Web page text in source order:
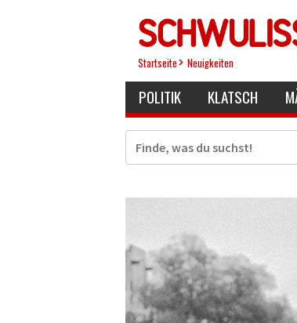
Startseite Neuigkeiten
POLITIK KLATSCH
Suche